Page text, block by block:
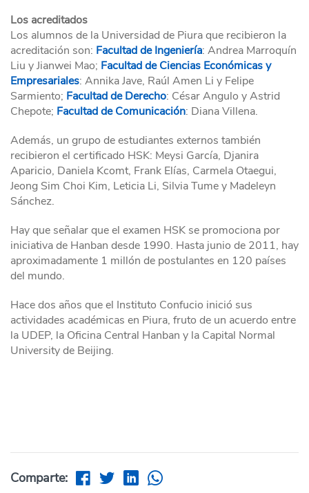
Los acreditados
Los alumnos de la Universidad de Piura que recibieron la
acreditación son: Facultad de Ingeniería: Andrea Marroquín
Liu y Jianwei Mao; Facultad de Ciencias Económicas y
Empresariales: Annika Jave, Raúl Amen Li y Felipe
Sarmiento; Facultad de Derecho: César Angulo y Astrid
Chepote; Facultad de Comunicación: Diana Villena.
Además, un grupo de estudiantes externos también
recibieron el certificado HSK: Meysi García, Djanira
Aparicio, Daniela Kcomt, Frank Elías, Carmela Otaegui,
Jeong Sim Choi Kim, Leticia Li, Silvia Tume y Madeleyn
Sánchez.
Hay que señalar que el examen HSK se promociona por
iniciativa de Hanban desde 1990. Hasta junio de 2011, hay
aproximadamente 1 millón de postulantes en 120 países
del mundo.
Hace dos años que el Instituto Confucio inició sus
actividades académicas en Piura, fruto de un acuerdo entre
la UDEP, la Oficina Central Hanban y la Capital Normal
University de Beijing.
Comparte: